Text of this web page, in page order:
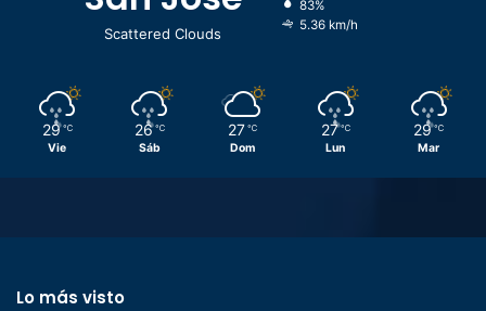
Scattered Clouds
83%
5.36 km/h
29 ℃
Vie
26 ℃
Sáb
27 ℃
Dom
27 ℃
Lun
29 ℃
Mar
Lo más visto